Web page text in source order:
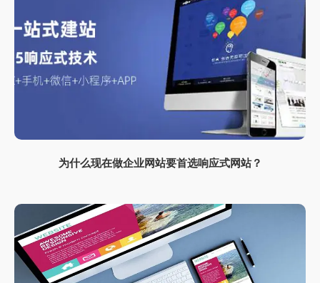
为什么现在做企业网站要首选响应式网站？